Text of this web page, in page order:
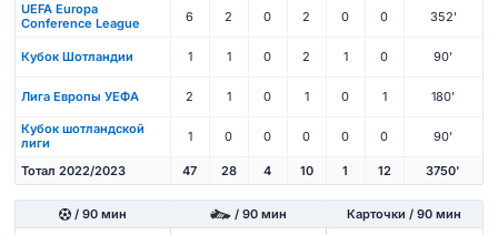
UEFA Europa
Conference League
6 2 0 2 0 0 352'
Кубок Шотландии 1 1 0 2 1 0 90'
Лига Европы УЕФА 2 1 0 1 0 1 180'
Кубок шотландской
лиги
1 0 0 0 0 0 90'
Тотал 2022/2023 47 28 4 10 1 12 3750'
/ 90 мин / 90 мин Карточки / 90 мин